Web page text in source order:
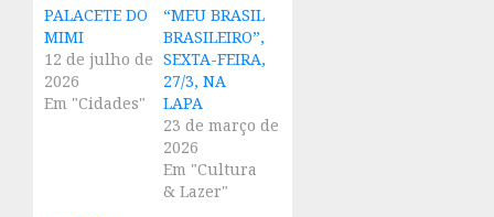
PALACETE DO
MIMI
12 de julho de
2026
Em "Cidades"
“MEU BRASIL
BRASILEIRO”,
SEXTA-FEIRA,
27/3, NA
LAPA
23 de março de
2026
Em "Cultura
& Lazer"